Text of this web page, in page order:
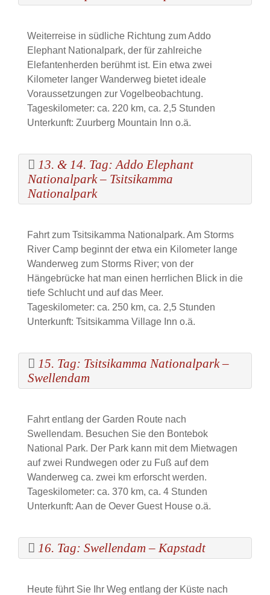
Weiterreise in südliche Richtung zum Addo
Elephant Nationalpark, der für zahlreiche
Elefantenherden berühmt ist. Ein etwa zwei
Kilometer langer Wanderweg bietet ideale
Voraussetzungen zur Vogelbeobachtung.
Tageskilometer: ca. 220 km, ca. 2,5 Stunden
Unterkunft: Zuurberg Mountain Inn o.ä.
13. & 14. Tag: Addo Elephant
Nationalpark – Tsitsikamma
Nationalpark
Fahrt zum Tsitsikamma Nationalpark. Am Storms
River Camp beginnt der etwa ein Kilometer lange
Wanderweg zum Storms River; von der
Hängebrücke hat man einen herrlichen Blick in die
tiefe Schlucht und auf das Meer.
Tageskilometer: ca. 250 km, ca. 2,5 Stunden
Unterkunft: Tsitsikamma Village Inn o.ä.
15. Tag: Tsitsikamma Nationalpark –
Swellendam
Fahrt entlang der Garden Route nach
Swellendam. Besuchen Sie den Bontebok
National Park. Der Park kann mit dem Mietwagen
auf zwei Rundwegen oder zu Fuß auf dem
Wanderweg ca. zwei km erforscht werden.
Tageskilometer: ca. 370 km, ca. 4 Stunden
Unterkunft: Aan de Oever Guest House o.ä.
16. Tag: Swellendam – Kapstadt
Heute führt Sie Ihr Weg entlang der Küste nach